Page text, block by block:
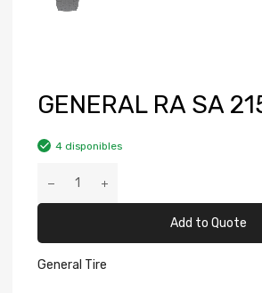
GENERAL RA SA
4 disponibles
Add to Quote
General Tire